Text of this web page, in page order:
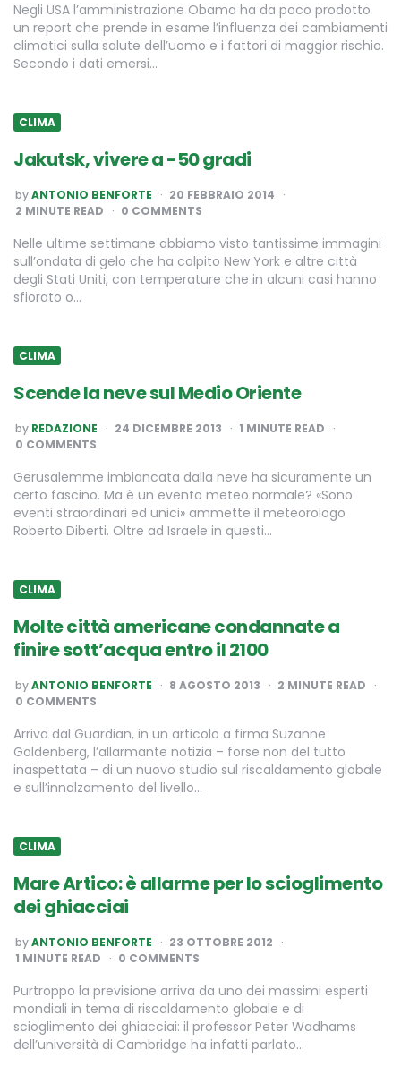
Negli USA l’amministrazione Obama ha da poco prodotto
un report che prende in esame l’influenza dei cambiamenti
climatici sulla salute dell’uomo e i fattori di maggior rischio.
Secondo i dati emersi…
CLIMA
Jakutsk, vivere a -50 gradi
POSTED
BY
byANTONIO BENFORTE
20 FEBBRAIO 2014
2 MINUTE READ 0 COMMENTS
Nelle ultime settimane abbiamo visto tantissime immagini
sull’ondata di gelo che ha colpito New York e altre città
degli Stati Uniti, con temperature che in alcuni casi hanno
sfiorato o…
CLIMA
Scende la neve sul Medio Oriente
POSTED
BY
by REDAZIONE 24 DICEMBRE 2013 1 MINUTE READ
0 COMMENTS
Gerusalemme imbiancata dalla neve ha sicuramente un
certo fascino. Ma è un evento meteo normale? «Sono
eventi straordinari ed unici» ammette il meteorologo
Roberto Diberti. Oltre ad Israele in questi…
CLIMA
Molte città americane condannate a
finire sott’acqua entro il 2100
POSTED
BY
byANTONIO BENFORTE 8 AGOSTO 2013 2 MINUTE READ
0 COMMENTS
Arriva dal Guardian, in un articolo a firma Suzanne
Goldenberg, l’allarmante notizia – forse non del tutto
inaspettata – di un nuovo studio sul riscaldamento globale
e sull’innalzamento del livello…
CLIMA
Mare Artico: è allarme per lo scioglimento
dei ghiacciai
POSTED
BY
byANTONIO BENFORTE
23 OTTOBRE 2012
1 MINUTE READ 0 COMMENTS
Purtroppo la previsione arriva da uno dei massimi esperti
mondiali in tema di riscaldamento globale e di
scioglimento dei ghiacciai: il professor Peter Wadhams
dell’università di Cambridge ha infatti parlato…